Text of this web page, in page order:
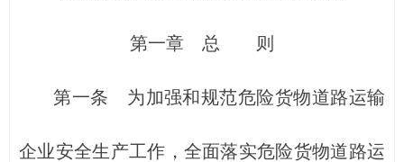
第一章 总 则
第一条 为加强和规范危险货物道路运输
企业安全生产工作，全面落实危险货物道路运